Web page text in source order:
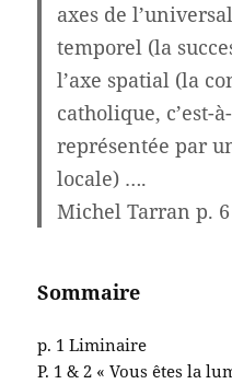
axes de
temporel (la
l’axe spatial (la
catholique, c’est-
représentée par
locale) ….
Michel Tarran p. 6
Sommaire
p. 1 Liminaire
P. 1 & 2 « Vous êtes la